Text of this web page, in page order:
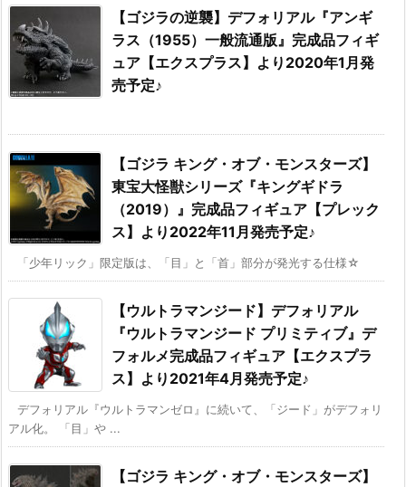
【ゴジラの逆襲】デフォリアル『アンギ
ラス（1955）一般流通版』完成品フィギ
ュア【エクスプラス】より2020年1月発
売予定♪
【ゴジラ キング・オブ・モンスターズ】
東宝大怪獣シリーズ『キングギドラ
（2019）』完成品フィギュア【プレック
ス】より2022年11月発売予定♪
「少年リック」限定版は、「目」と「首」部分が発光する仕様☆
【ウルトラマンジード】デフォリアル
『ウルトラマンジード プリミティブ』デ
フォルメ完成品フィギュア【エクスプラ
ス】より2021年4月発売予定♪
デフォリアル『ウルトラマンゼロ』に続いて、「ジード」がデフォリ
アル化。 「目」や ...
【ゴジラ キング・オブ・モンスターズ】